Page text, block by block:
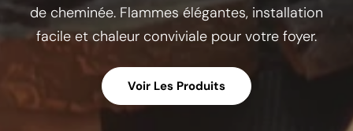
de cheminée. Flammes élégantes, installation
facile et chaleur conviviale pour votre foyer.
Voir Les Produits